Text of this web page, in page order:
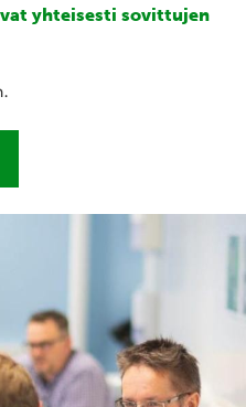
yhteisesti sovittujen